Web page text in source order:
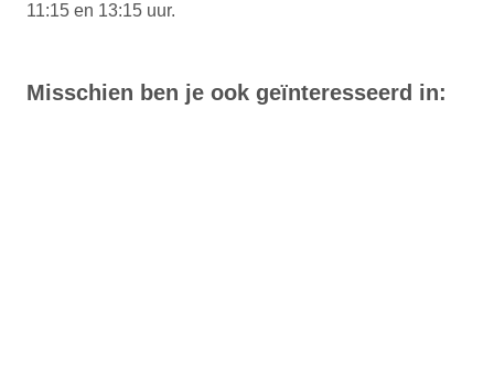
11:15 en 13:15 uur.
Misschien ben je ook geïnteresseerd in: